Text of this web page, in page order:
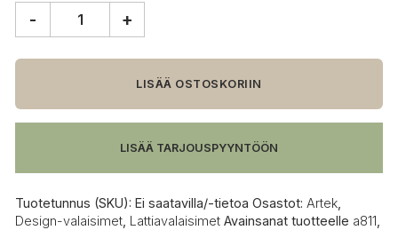
lattiavalaisin
- +
LISÄÄ OSTOSKORIIN
LISÄÄ TARJOUSPYYNTÖÖN
Tuotetunnus (SKU): Ei saatavilla/-tietoa Osastot: Artek
Design-valaisimet Lattiavalaisimet Avainsanat tuotteelle a811